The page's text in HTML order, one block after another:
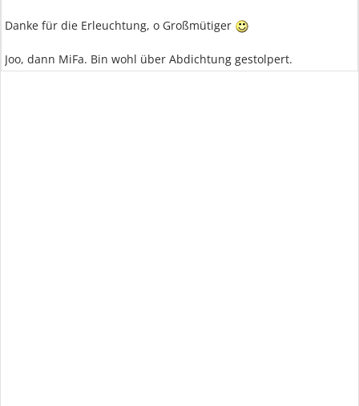
Danke für die Erleuchtung, o Großmütiger
Joo, dann MiFa. Bin wohl über Abdichtung gestolpert.